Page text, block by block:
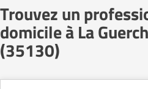
Trouvez un
domicile à La
(35130)